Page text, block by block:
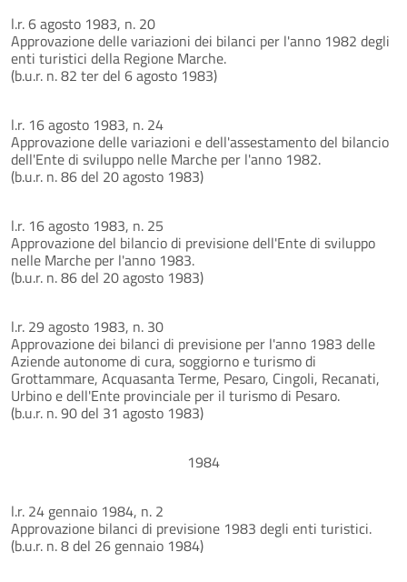
l.r. 6 agosto 1983, n. 20
Approvazione delle variazioni dei bilanci per l'anno 1982 degli
enti turistici della Regione Marche.
(b.u.r. n. 82 ter del 6 agosto 1983)
l.r. 16 agosto 1983, n. 24
Approvazione delle variazioni e dell'assestamento del bilancio
dell'Ente di sviluppo nelle Marche per l'anno 1982.
(b.u.r. n. 86 del 20 agosto 1983)
l.r. 16 agosto 1983, n. 25
Approvazione del bilancio di previsione dell'Ente di sviluppo
nelle Marche per l'anno 1983.
(b.u.r. n. 86 del 20 agosto 1983)
l.r. 29 agosto 1983, n. 30
Approvazione dei bilanci di previsione per l'anno 1983 delle
Aziende autonome di cura, soggiorno e turismo di
Grottammare, Acquasanta Terme, Pesaro, Cingoli, Recanati,
Urbino e dell'Ente provinciale per il turismo di Pesaro.
(b.u.r. n. 90 del 31 agosto 1983)
1984
l.r. 24 gennaio 1984, n. 2
Approvazione bilanci di previsione 1983 degli enti turistici.
(b.u.r. n. 8 del 26 gennaio 1984)